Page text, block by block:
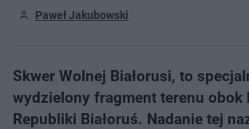
Paweł Jakubowski
Skwer Wolnej Białorusi, to
wydzielony fragment terenu obok
Republiki Białoruś. Nadanie tej